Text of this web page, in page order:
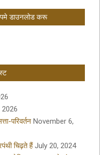
डाउनलोड करू
2026
परिवर्तन November 6,
चिढ़ते हैं July 20, 2024